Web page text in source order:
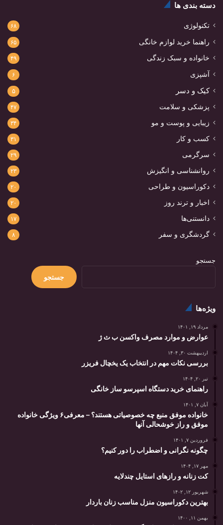
دسته بندی ها
تکنولوژی ۶۸
راهنما خرید لوازم خانگی ۶۵
خانواده و سبک زندگی ۴۹
آشپزی ۶
کیک و دسر ۵
پزشکی و سلامت ۴۷
زیبایی و پوست و مو ۳۴
کسب و کار ۳۱
سرگرمی ۲۹
روانشناسی و انگیزش ۲۳
دکوراسیون و طراحی ۲۰
اخبار و ترند روز ۲۰
دانستنی‌ها ۱۷
گردشگری و سفر ۸
جستجو
جستجو
ویژه‌ها
مرداد ۱۹, ۱۴۰۱
عوارض و موارد مصرف واکسن ب ث ژ
اردیبهشت ۳۰, ۱۴۰۴
بررسی نکات مهم در انتخاب یک یخچال فریزر
تیر ۲۰, ۱۴۰۴
راهنمای خرید دستگاه اسپرسو ساز خانگی
آبان ۷, ۱۴۰۱
خانواده موفق منبع چه خصوصیاتی هستند؟ – معرفی۶ ویژگی خانواده
موفق و راز خوشحالی آنها
فروردین ۷, ۱۴۰۱
چگونه نگرانی و اضطراب را دور کنیم؟
مهر ۱۷, ۱۴۰۴
کت زنانه و رازهای استایل چندلایه
شهریور ۱۲, ۱۴۰۲
بهترین دکوراسیون منزل مناسب زنان باردار
بهمن ۱۱, ۱۴۰۰